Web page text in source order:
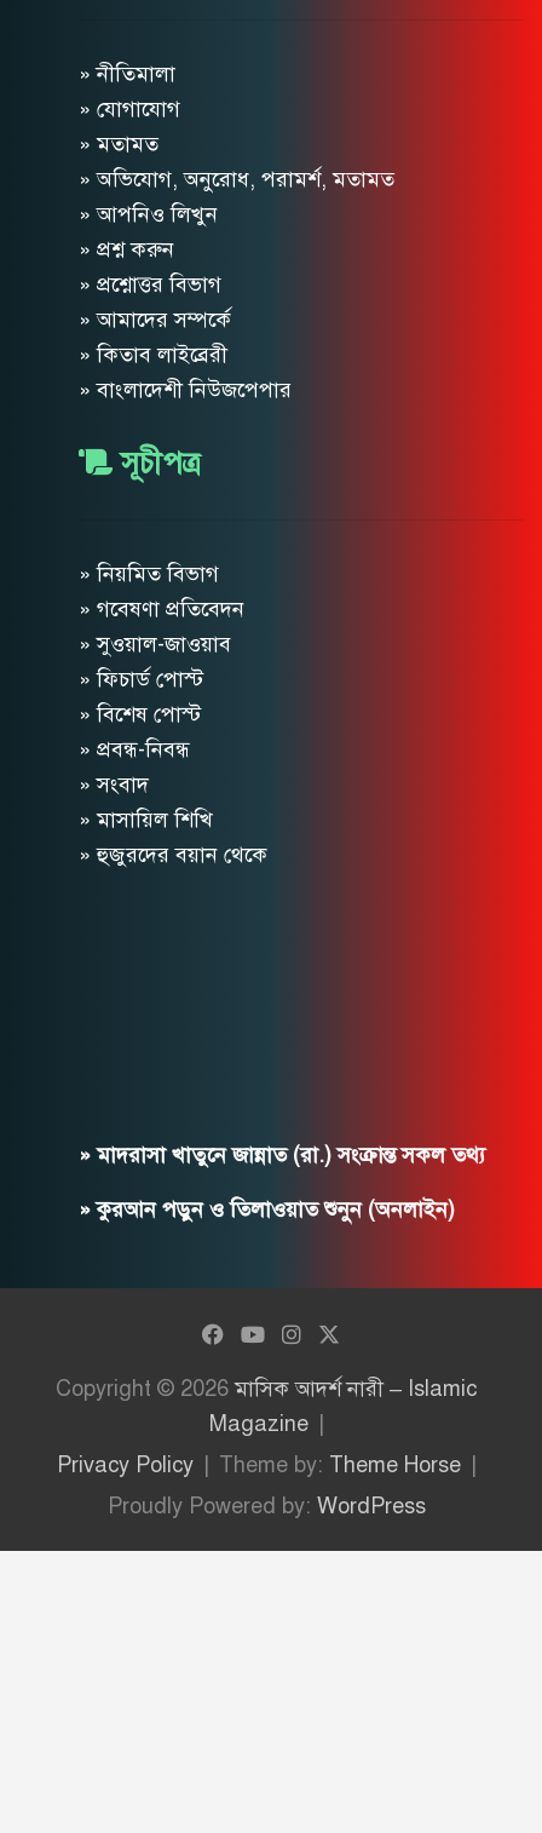
» নীতিমালা
» যোগাযোগ
» মতামত
» অভিযোগ, অনুরোধ, পরামর্শ, মতামত
» আপনিও লিখুন
» প্রশ্ন করুন
» প্রশ্নোত্তর বিভাগ
» আমাদের সম্পর্কে
» কিতাব লাইব্রেরী
» বাংলাদেশী নিউজপেপার
সূচীপত্র
» নিয়মিত বিভাগ
» গবেষণা প্রতিবেদন
» সুওয়াল-জাওয়াব
» ফিচার্ড পোস্ট
» বিশেষ পোস্ট
» প্রবন্ধ-নিবন্ধ
» সংবাদ
» মাসায়িল শিখি
» হুজুরদের বয়ান থেকে
» মাদরাসা খাতুনে জান্নাত (রা.) সংক্রান্ত সকল তথ্য
» কুরআন পড়ুন ও তিলাওয়াত শুনুন (অনলাইন)
Copyright © 2026মাসিক আদর্শ নারী – Islamic
Magazine
Privacy Policy
Theme by: Theme Horse
Proudly Powered by: WordPress